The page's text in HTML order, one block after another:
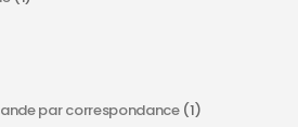
par correspondance(1)